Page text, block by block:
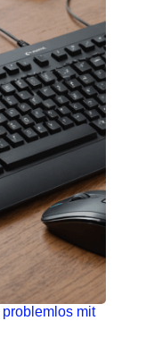
mit